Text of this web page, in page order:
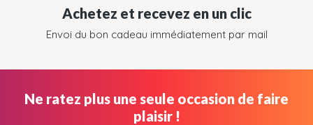
Achetez et recevez en un clic
Envoi du bon cadeau immédiatement par mail
Ne ratez plus une seule occasion de faire
plaisir !